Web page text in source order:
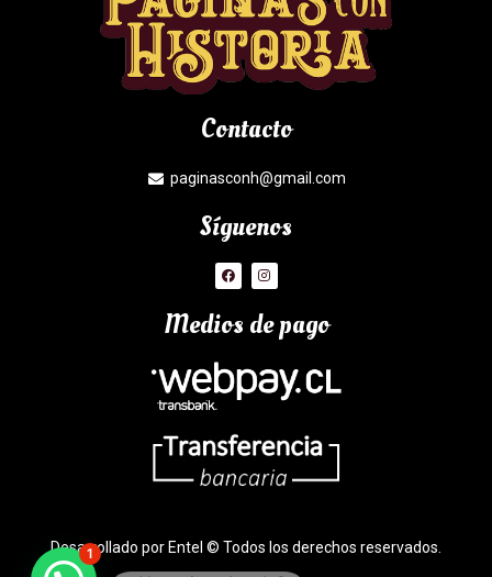
Contacto
paginasconh@gmail.com
Síguenos
Medios de pago
Desarrollado por Entel © Todos los derechos reservados.
1